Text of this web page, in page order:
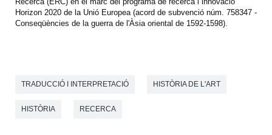
Horizon 2020 de la Unió Europea (acord de subvenció núm. 758347 -
Conseqüències de la guerra de l'Àsia oriental de 1592-1598).
TRADUCCIÓ I INTERPRETACIÓ HISTÒRIA DE L'ART
HISTÒRIA RECERCA